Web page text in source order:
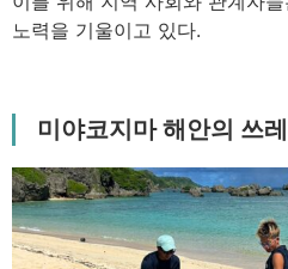
노력을 기울이고 있다.
미야코지마 해안의 쓰